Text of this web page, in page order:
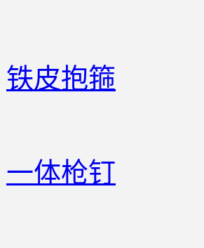
铁皮抱箍
一体枪钉